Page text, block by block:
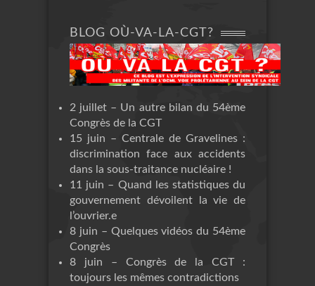
BLOG OÙ-VA-LA-CGT?
2 juillet – Un autre bilan du 54ème
Congrès de la CGT
15 juin – Centrale de Gravelines :
discrimination face aux accidents
dans la sous-traitance nucléaire !
11 juin – Quand les statistiques du
gouvernement dévoilent la vie de
l’ouvrier.e
8 juin – Quelques vidéos du 54ème
Congrès
8 juin – Congrès de la CGT :
toujours les mêmes contradictions